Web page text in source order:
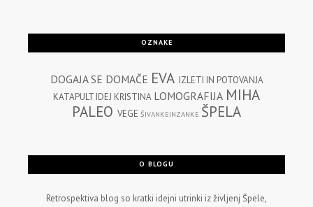
OZNAKE
DOGAJA SE DOMAČE EVA IZLETI IN POTOVANJA
KATAPULT IDEJ KRISTINA LOMOGRAFIJA MIHA
PALEO VEGE ŠIVANKEINZANKE ŠPELA
O BLOGU
Retrospektiva blog so kratki idejni utrinki iz življenj Špele,